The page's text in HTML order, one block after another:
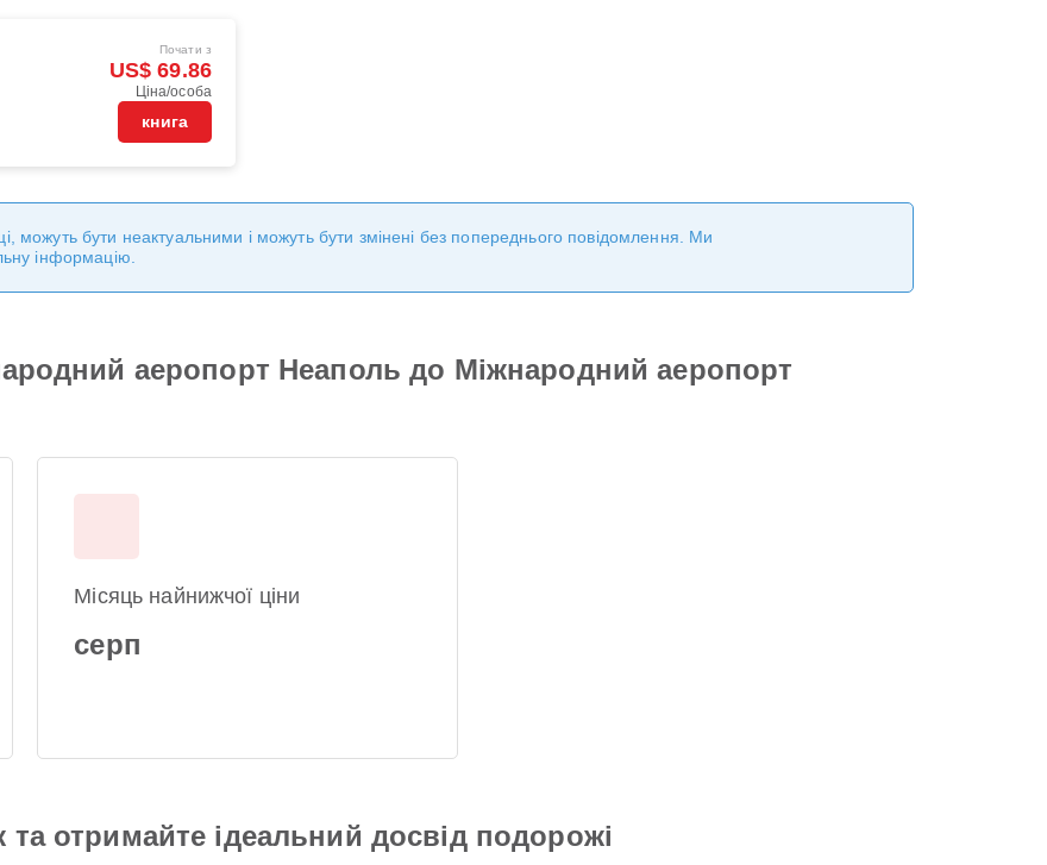
Почати з
US$ 69.86
Ціна/особа
книга
можуть бути неактуальними і можуть бути змінені без попереднього повідомлення. Ми
інформацію.
аеропорт Неаполь до Міжнародний аеропорт
Місяць найнижчої ціни
серп
отримайте ідеальний досвід подорожі